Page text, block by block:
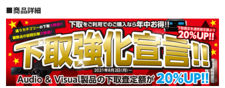
■︎商品詳細